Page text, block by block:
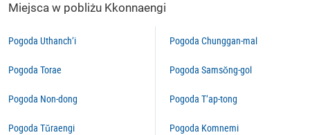
Miejsca w pobliżu Kkonnaengi
Pogoda Uthanch’i
Pogoda Torae
Pogoda Non-dong
Pogoda Tŭraengi
Pogoda Chunggan-mal
Pogoda Samsŏng-gol
Pogoda T’ap-tong
Pogoda Komnemi